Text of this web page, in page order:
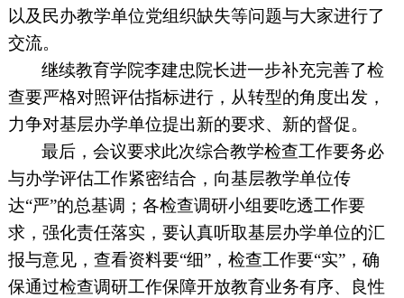
以及民办教学单位党组织缺失等问题与大家进行了
交流。
继续教育学院李建忠院长进一步补充完善了检
查要严格对照评估指标进行，从转型的角度出发，
力争对基层办学单位提出新的要求、新的督促。
最后，会议要求此次综合教学检查工作要务必
与办学评估工作紧密结合，向基层教学单位传
达“严”的总基调；各检查调研小组要吃透工作要
求，强化责任落实，要认真听取基层办学单位的汇
报与意见，查看资料要“细”，检查工作要“实”，确
保通过检查调研工作保障开放教育业务有序、良性